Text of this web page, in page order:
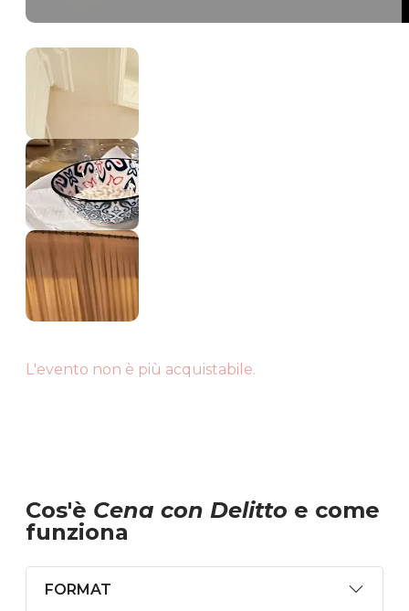
L'evento non è più acquistabile.
Cos'è Cena con Delitto e come
funziona
FORMAT